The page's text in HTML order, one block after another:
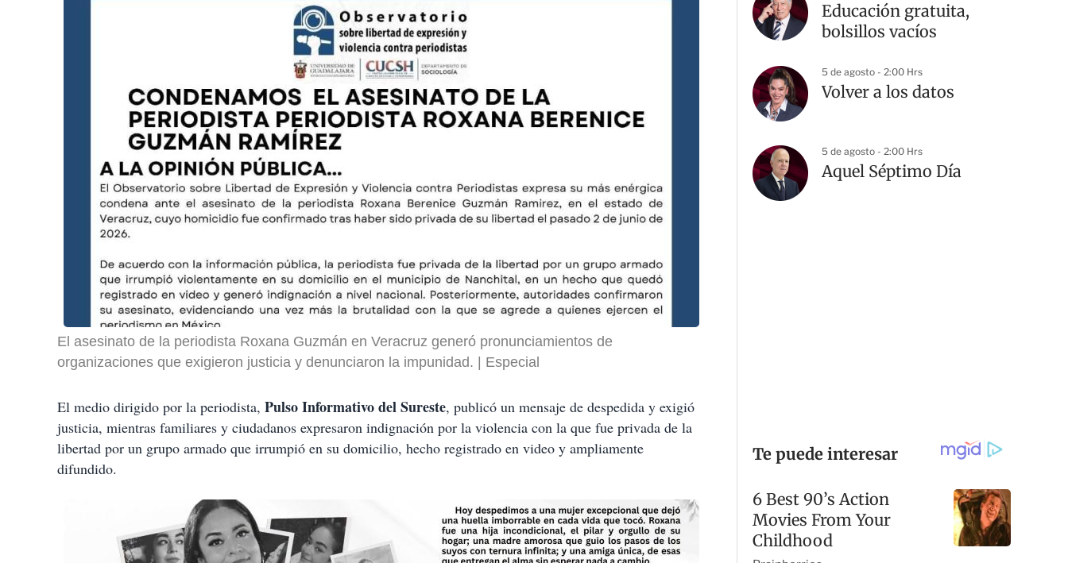
El asesinato de la periodista Roxana Guzmán en Veracruz generó pronunciamientos de
organizaciones que exigieron justicia y denunciaron la impunidad.
Especial
El medio dirigido por la periodista, Pulso Informativo del Sureste, publicó un mensaje de despedida y exigió
justicia, mientras familiares y ciudadanos expresaron indignación por la violencia con la que fue privada de la
libertad por un grupo armado que irrumpió en su domicilio, hecho registrado en video y ampliamente
difundido.
Educación gratuita,
bolsillos vacíos
5 de agosto - 2:00 Hrs
Volver a los datos
5 de agosto - 2:00 Hrs
Aquel Séptimo Día